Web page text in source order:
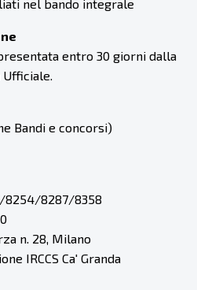
nel bando integrale
entro 30 giorni dalla
Bandi e concorsi)
8254/8287/8358
n. 28, Milano
IRCCS Ca' Granda